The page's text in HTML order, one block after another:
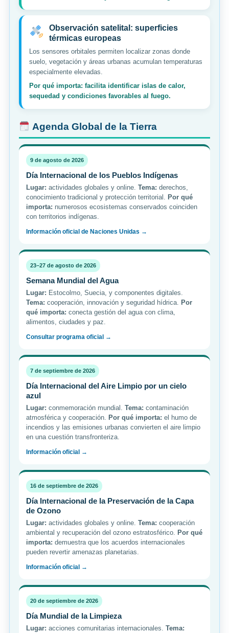
Observación satelital: superficies
térmicas europeas
Los sensores orbitales permiten localizar zonas donde
suelo, vegetación y áreas urbanas acumulan temperaturas
especialmente elevadas.
Por qué importa: facilita identificar islas de calor,
sequedad y condiciones favorables al fuego.
Agenda Global de la Tierra
9 de agosto de 2026
Día Internacional de los Pueblos Indígenas
Lugar: actividades globales y online. Tema: derechos,
conocimiento tradicional y protección territorial.
Por qué
importa: numerosos ecosistemas conservados coinciden
con territorios indígenas.
Información oficial de Naciones Unidas →
23–27 de agosto de 2026
Semana Mundial del Agua
Lugar: Estocolmo, Suecia, y componentes digitales.
Tema: cooperación, innovación y seguridad hídrica.
Por
qué importa: conecta gestión del agua con clima,
alimentos, ciudades y paz.
Consultar programa oficial →
7 de septiembre de 2026
Día Internacional del Aire Limpio por un cielo
azul
Lugar: conmemoración mundial. Tema: contaminación
atmosférica y cooperación.
Por qué importa: el humo de
incendios y las emisiones urbanas convierten el aire limpio
en una cuestión transfronteriza.
Información oficial →
16 de septiembre de 2026
Día Internacional de la Preservación de la Capa
de Ozono
Lugar: actividades globales y online. Tema: cooperación
ambiental y recuperación del ozono estratosférico.
Por qué
importa: demuestra que los acuerdos internacionales
pueden revertir amenazas planetarias.
Información oficial →
20 de septiembre de 2026
Día Mundial de la Limpieza
Lugar: acciones comunitarias internacionales. Tema: